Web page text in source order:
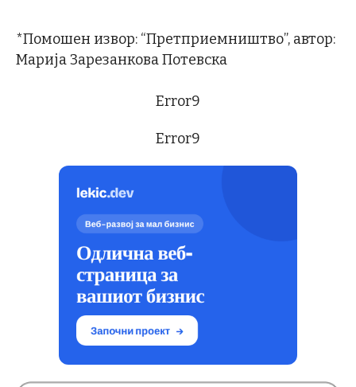
*Помошен извор: “Претприемништво”, автор:
Марија Зарезанкова Потевска
Error9
Error9